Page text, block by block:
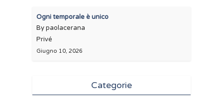
Ogni temporale è unico
By paolacerana
Privé
Giugno 10, 2026
Categorie